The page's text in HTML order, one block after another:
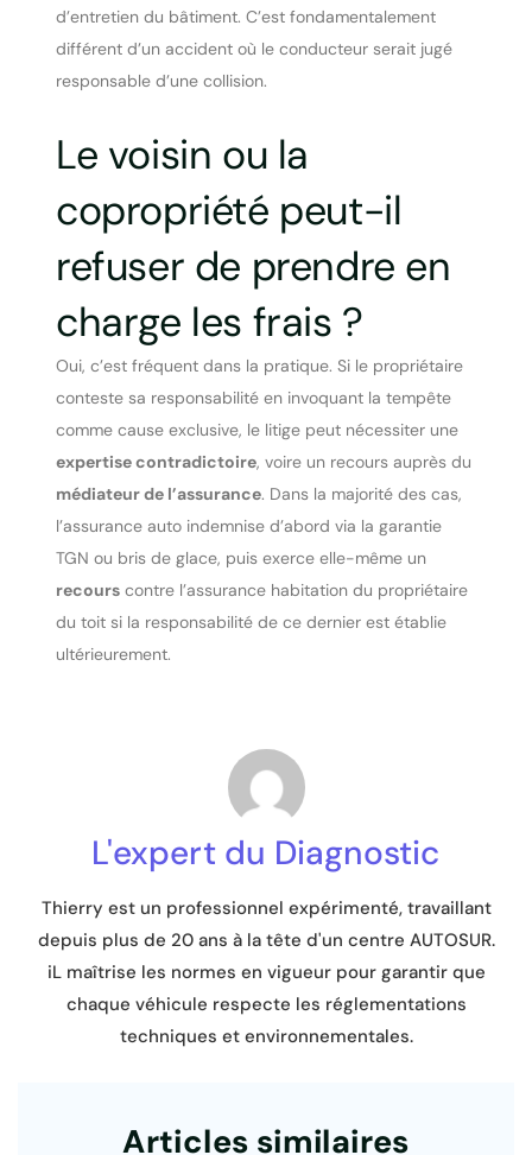
d’entretien du bâtiment. C’est fondamentalement
différent d’un accident où le conducteur serait jugé
responsable d’une collision.
Le voisin ou la
copropriété peut-il
refuser de prendre en
charge les frais ?
Oui, c’est fréquent dans la pratique. Si le propriétaire
conteste sa responsabilité en invoquant la tempête
comme cause exclusive, le litige peut nécessiter une
expertise contradictoire, voire un recours auprès du
médiateur de l’assurance. Dans la majorité des cas,
l’assurance auto indemnise d’abord via la garantie
TGN ou bris de glace, puis exerce elle-même un
recours contre l’assurance habitation du propriétaire
du toit si la responsabilité de ce dernier est établie
ultérieurement.
L'expert du Diagnostic
Thierry est un professionnel expérimenté, travaillant
depuis plus de 20 ans à la tête d'un centre AUTOSUR.
iL maîtrise les normes en vigueur pour garantir que
chaque véhicule respecte les réglementations
techniques et environnementales.
Articles similaires